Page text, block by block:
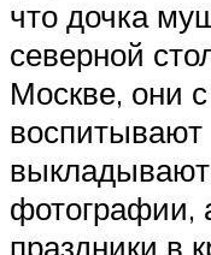
что дочка
северной
Москве, они
фотографии,
праздники в